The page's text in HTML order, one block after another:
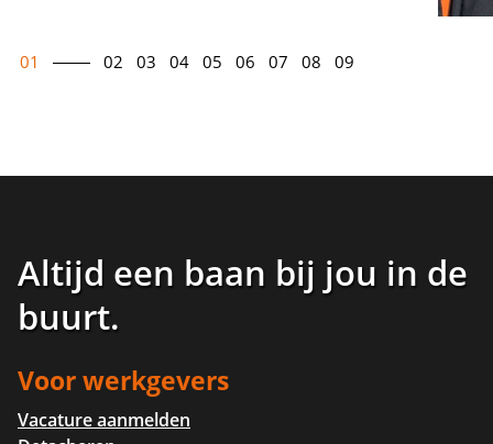
01 02 03 04 05 06 07 08 09
Altijd een baan bij jou in de
buurt.
Voor werkgevers
Vacature aanmelden